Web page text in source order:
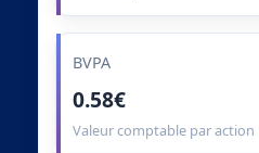
BVPA
0.58€
Valeur comptable par action